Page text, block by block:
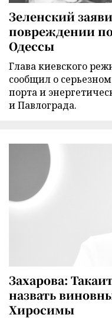
Зеленский
повреждении
Одессы
Глава киевского
сообщил о
порта и
и Павлограда.
Захарова:
назвать
Хиросимы